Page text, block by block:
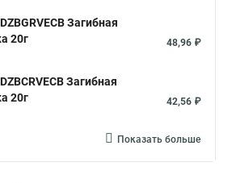
Загибная
20г
48,96 ₽
Загибная
20г
42,56 ₽
Показать больше